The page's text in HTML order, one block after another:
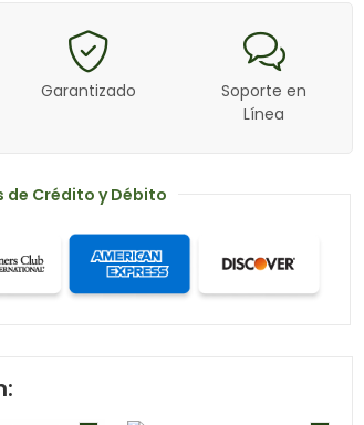
Garantizado
Soporte en
Línea
Crédito y Débito